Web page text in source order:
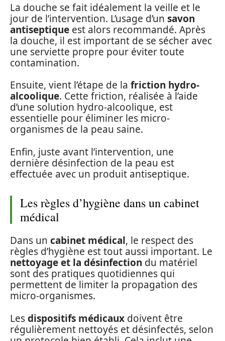
La douche se fait idéalement la veille et le
jour de l’intervention. L’usage d’un savon
antiseptique est alors recommandé. Après
la douche, il est important de se sécher avec
une serviette propre pour éviter toute
contamination.
Ensuite, vient l’étape de la friction hydro-
alcoolique. Cette friction, réalisée à l’aide
d’une solution hydro-alcoolique, est
essentielle pour éliminer les micro-
organismes de la peau saine.
Enfin, juste avant l’intervention, une
dernière désinfection de la peau est
effectuée avec un produit antiseptique.
Les règles d’hygiène dans un cabinet
médical
Dans un cabinet médical, le respect des
règles d’hygiène est tout aussi important. Le
nettoyage et la désinfection du matériel
sont des pratiques quotidiennes qui
permettent de limiter la propagation des
micro-organismes.
Lesdispositifs médicaux doivent être
régulièrement nettoyés et désinfectés, selon